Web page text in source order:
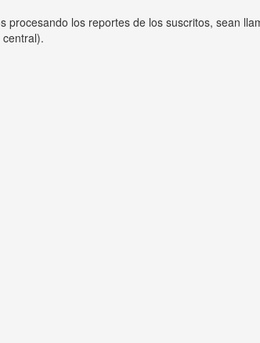
los reportes de los suscritos, sean